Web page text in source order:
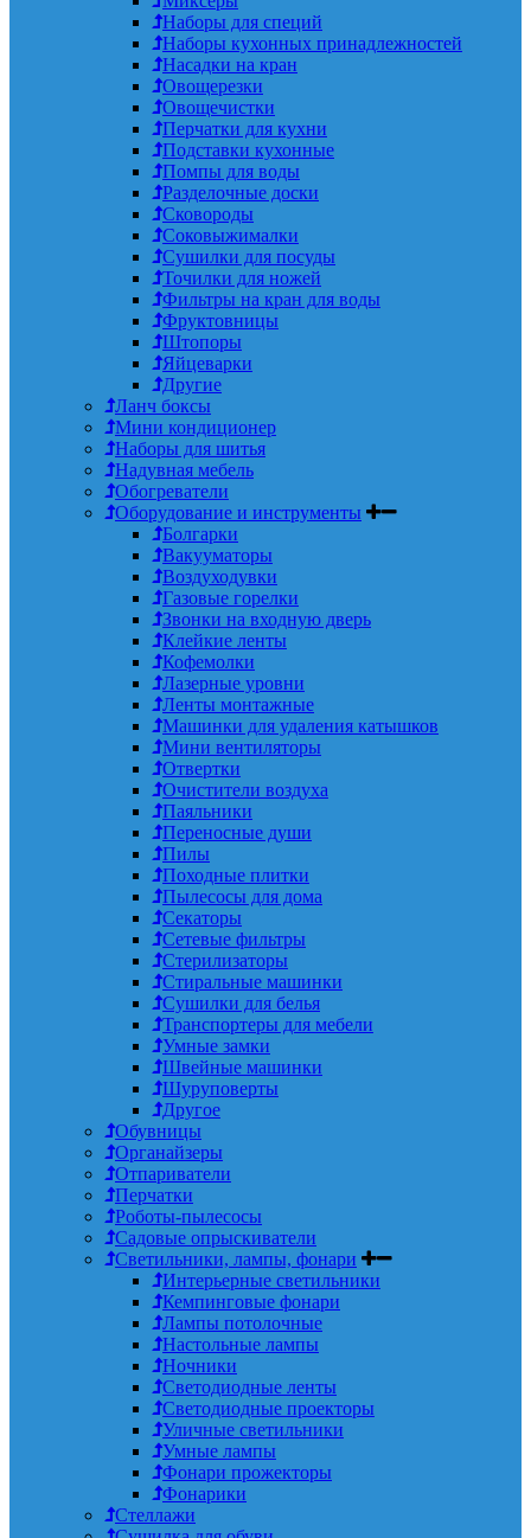
Наборы для специй
Наборы кухонных принадлежностей
Насадки на кран
Овощерезки
Овощечистки
Перчатки для кухни
Подставки кухонные
Помпы для воды
Разделочные доски
Сковороды
Соковыжималки
Сушилки для посуды
Точилки для ножей
Фильтры на кран для воды
Фруктовницы
Штопоры
Яйцеварки
Другие
Ланч боксы
Мини кондиционер
Наборы для шитья
Надувная мебель
Обогреватели
Оборудование и инструменты
Болгарки
Вакууматоры
Воздуходувки
Газовые горелки
Звонки на входную дверь
Клейкие ленты
Кофемолки
Лазерные уровни
Ленты монтажные
Машинки для удаления катышков
Мини вентиляторы
Отвертки
Очистители воздуха
Паяльники
Переносные души
Пилы
Походные плитки
Пылесосы для дома
Секаторы
Сетевые фильтры
Стерилизаторы
Стиральные машинки
Сушилки для белья
Транспортеры для мебели
Умные замки
Швейные машинки
Шуруповерты
Другое
Обувницы
Органайзеры
Отпариватели
Перчатки
Роботы-пылесосы
Садовые опрыскиватели
Светильники, лампы, фонари
Интерьерные светильники
Кемпинговые фонари
Лампы потолочные
Настольные лампы
Ночники
Светодиодные ленты
Светодиодные проекторы
Уличные светильники
Умные лампы
Фонари прожекторы
Фонарики
Стеллажи